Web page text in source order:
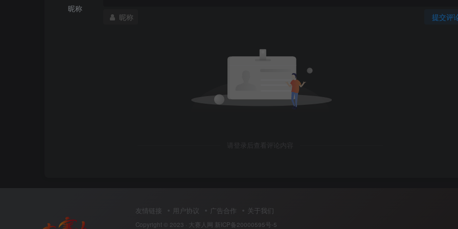
昵称
提交评
昵称
请登录后查看评论内容
友情链接 用户协议 广告合作 关于我们
Copyright © 2023 · 大赛人网 新ICP备20000595号-5